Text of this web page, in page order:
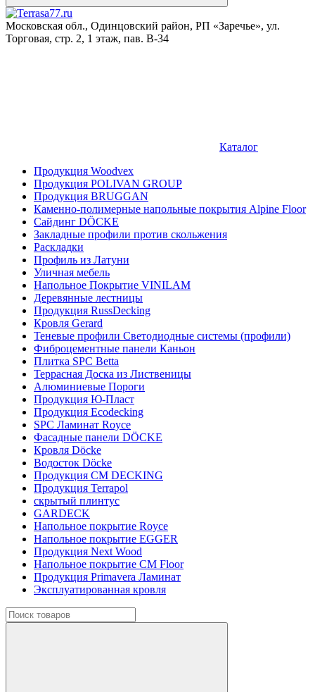
Московская обл., Одинцовский район, РП «Заречье», ул.
Торговая, стр. 2, 1 этаж, пав. B-34
Каталог
Продукция Woodvex
Продукция POLIVAN GROUP
Продукция BRUGGAN
Каменно-полимерные напольные покрытия Alpine Floor
Сайдинг DÖCKE
Закладные профили против скольжения
Раскладки
Профиль из Латуни
Уличная мебель
Напольное Покрытие VINILAM
Деревянные лестницы
Продукция RussDecking
Кровля Gerard
Теневые профили Светодиодные системы (профили)
Фиброцементные панели Каньон
Плитка SPC Betta
Террасная Доска из Лиственицы
Алюминиевые Пороги
Продукция Ю-Пласт
Продукция Ecodecking
SPC Ламинат Royce
Фасадные панели DÖCKE
Кровля Döcke
Водосток Döcke
Продукция CM DECKING
Продукция Terrapol
скрытый плинтус
GARDECK
Напольное покрытие Royce
Напольное покрытие EGGER
Продукция Next Wood
Напольное покрытие CM Floor
Продукция Primavera Ламинат
Эксплуатированная кровля